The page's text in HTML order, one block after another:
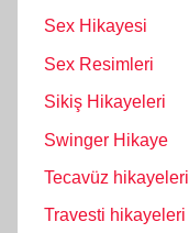
Sex Hikayesi
Sex Resimleri
Sikiş Hikayeleri
Swinger Hikaye
Tecavüz hikayeleri
Travesti hikayeleri